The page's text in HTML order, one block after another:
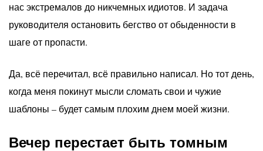
нас экстремалов до никчемных идиотов. И задача
руководителя остановить бегство от обыденности в
шаге от пропасти.
Да, всё перечитал, всё правильно написал. Но тот день,
когда меня покинут мысли сломать свои и чужие
шаблоны – будет самым плохим днем моей жизни.
Вечер перестает быть томным